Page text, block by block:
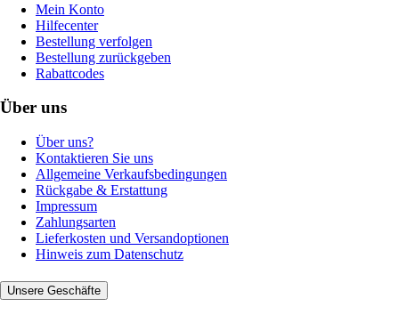
Mein Konto
Hilfecenter
Bestellung verfolgen
Bestellung zurückgeben
Rabattcodes
Über uns
Über uns?
Kontaktieren Sie uns
Allgemeine Verkaufsbedingungen
Rückgabe & Erstattung
Impressum
Zahlungsarten
Lieferkosten und Versandoptionen
Hinweis zum Datenschutz
Unsere Geschäfte